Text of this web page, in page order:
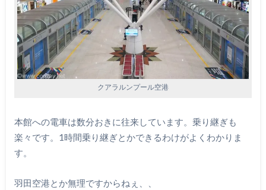
クアラルンプール空港
本館への電車は数分おきに往来しています。乗り継ぎも
楽々です。1時間乗り継ぎとかできるわけがよくわかりま
す。
羽田空港とか無理ですからねぇ、、